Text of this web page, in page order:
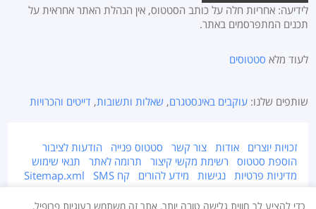
לידיעה: אחריות חלה על כותב הסטטוס, אין הנהלת האתר אחראית על
תכנים המתפרסמים באתר.
לעוד מלא סטטוסים
שותפים שלנו:עוקבים באינסטגרם, שאלות ותשובות, דייטים והכרויות
זכויות יוצרים אודות צור קשר סטטוס פנייה
הודעות לציבור
הוספת סטטוס
רשימת מקשי קיצור תרומה לאתר
תנאי שימוש
מדיניות פרטיות
נגישות מידע להורים קח SMS Sitemap.xml
אתר זה מוגן על ידי זכויות יוצרים © 2015-2026 Takestatus.net.
כדי להציע לך חווית גלישה טובה יותר, אתר זה משתמש בעוגיות פרופיל,